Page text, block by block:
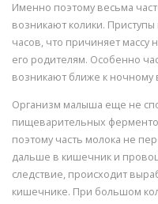
Именно поэтому весьма
возникают колики. Приступы
часов, что причиняет массу
его родителям. Особенно
возникают ближе к ночному
Организм малыша еще не
пищеварительных
поэтому часть молока не
дальше в кишечник и
следствие, происходит
кишечнике. При большом